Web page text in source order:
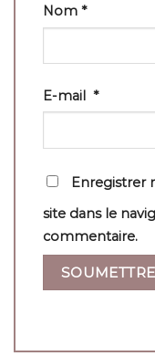
Nom *
E-mail *
Enregistrer
site dans le
commentaire.